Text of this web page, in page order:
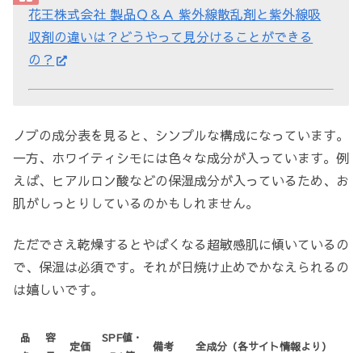
花王株式会社 製品Ｑ＆Ａ 紫外線散乱剤と紫外線吸
収剤の違いは？どうやって見分けることができる
の？
ノブの成分表を見ると、シンプルな構成になっています。
一方、ホワイティシモには色々な成分が入っています。例
えば、ヒアルロン酸などの保湿成分が入っているため、お
肌がしっとりしているのかもしれません。
ただでさえ乾燥するとやばくなる超敏感肌に傾いているの
で、保湿は必須です。それが日焼け止めでかなえられるの
は嬉しいです。
品
容
定価
SPF値・
備考 全成分（各サイト情報より）